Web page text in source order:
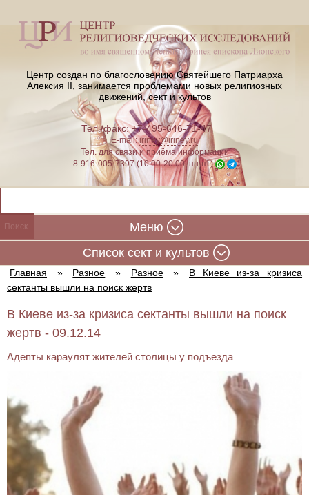
Центр создан по благословению Святейшего Патриарха
Алексия II, занимается проблемами новых религиозных
движений, сект и культов
Тел./факс: +7-495-646-71-47
E-mail:iriney@iriney.ru
Тел. для связи и приёма информации
8-916-005-7397 (10:00-20:00, пн-пт)
Меню
Cписок сект и культов
Главная » Разное » Разное »
В Киеве из-за кризиса
сектанты вышли на поиск жертв
В Киеве из-за кризиса сектанты вышли на поиск
жертв - 09.12.14
Адепты караулят жителей столицы у подъезда